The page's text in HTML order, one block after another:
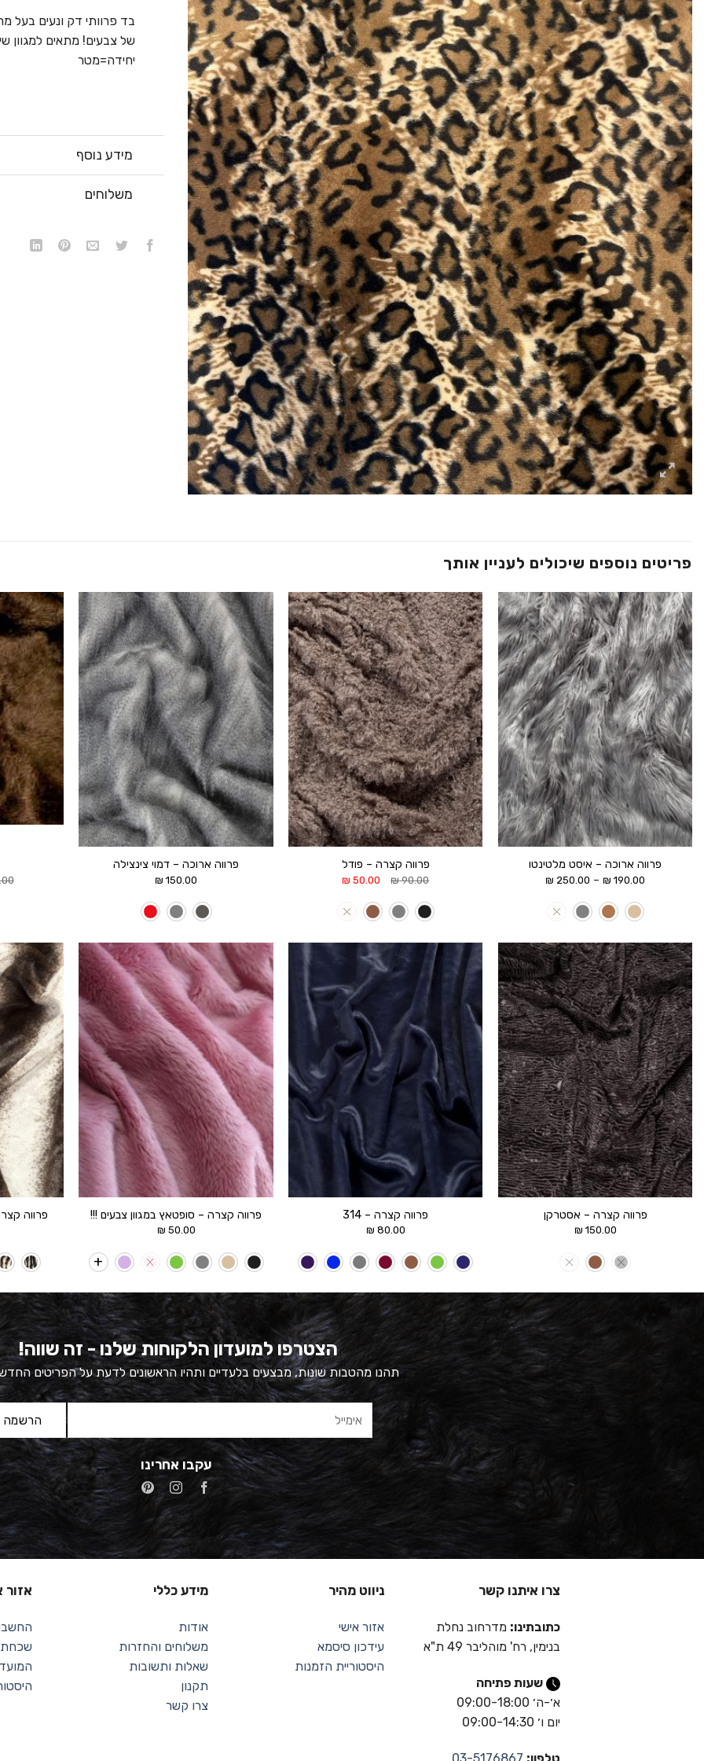
בד פרוותי דק ונעים בעל
של צבעים! מתאים למגוון
יחידה=מטר
מידע נוסף
משלוחים
פריטים נוספים שיכולים לעניין אותך
הוסף ל
WISHLIST
פרווה ארוכה – איסט מלטינטו
190.00
₪
–
250.00
₪טווח
הוסף ל
WISHLIST
פרווה קצרה – פודל
90.00
₪
המחיר
היה:
90.00 ₪.
50.00
₪המחיר
הוסף ל
WISHLIST
פרווה ארוכה – דמוי צינצילה
150.00
₪
הוסף ל
WISHLIST
פרווה קצרה – אסטרקן
150.00
₪
הוסף ל
WISHLIST
פרווה קצרה – 314
80.00
₪
הוסף ל
WISHLIST
פרווה קצרה – סופטאץ במגוון צבעים !!!
50.00
₪
פרווה
הצטרפו למועדון הלקוחות שלנו - זה שווה!
תהנו מהטבות שונות, מבצעים בלעדיים ותהיו הראשונים לדעת על הפריטים
עקבו אחרינו
צרו איתנו קשר
כתובתינו: מדרחוב נחלת
בנימין, רח' מוהליבר 49 ת"א
שעות פתיחה
א׳-ה׳ 09:00-18:00
יום ו׳ 09:00-14:30
טלפון: 03-5176867
ניווט מהיר
אזור אישי
עידכון סיסמא
היסטוריית הזמנות
מידע כללי
אודות
משלוחים והחזרות
שאלות ותשובות
תקנון
צרו קשר
אזור